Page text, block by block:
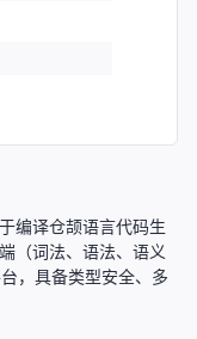
编译仓颉语言代码生
（词法、语法、语义
，具备类型安全、多